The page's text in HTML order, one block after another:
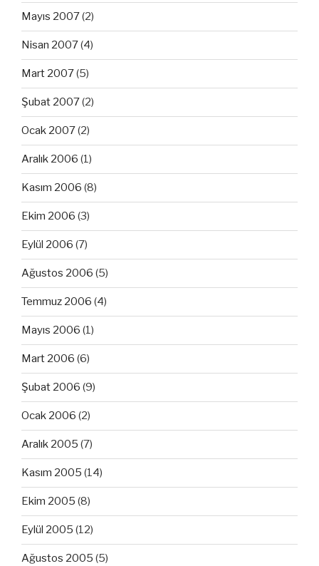
Mayıs 2007(2)
Nisan 2007(4)
Mart 2007(5)
Şubat 2007(2)
Ocak 2007(2)
Aralık 2006 (1)
Kasım 2006 (8)
Ekim 2006 (3)
Eylül 2006 (7)
Ağustos 2006 (5)
Temmuz 2006 (4)
Mayıs 2006 (1)
Mart 2006 (6)
Şubat 2006 (9)
Ocak 2006 (2)
Aralık 2005 (7)
Kasım 2005 (14)
Ekim 2005 (8)
Eylül 2005 (12)
Ağustos 2005 (5)